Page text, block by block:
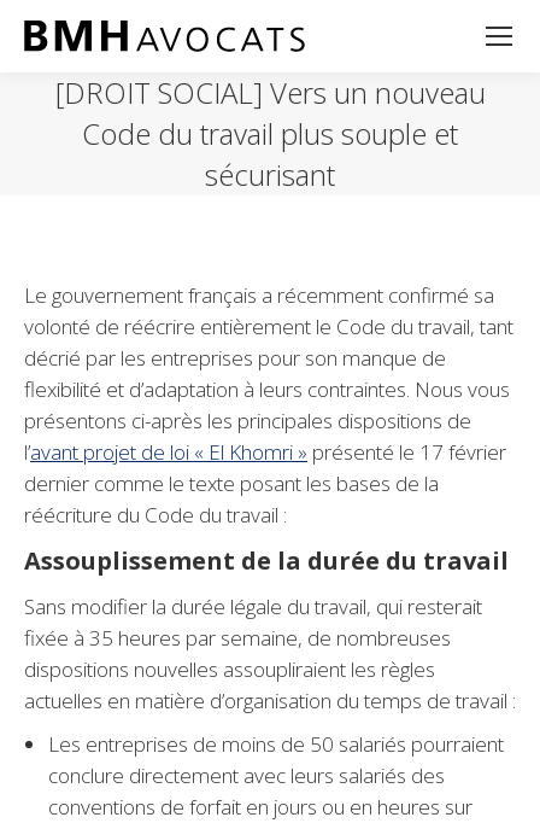
[DROIT SOCIAL] Vers un nouveau
Code du travail plus souple et
sécurisant
Le gouvernement français a récemment confirmé sa
volonté de réécrire entièrement le Code du travail, tant
décrié par les entreprises pour son manque de
flexibilité et d’adaptation à leurs contraintes. Nous vous
présentons ci-après les principales dispositions de
l’avant projet de loi « El Khomri » présenté le 17 février
dernier comme le texte posant les bases de la
réécriture du Code du travail :
Assouplissement de la durée du travail
Sans modifier la durée légale du travail, qui resterait
fixée à 35 heures par semaine, de nombreuses
dispositions nouvelles assoupliraient les règles
actuelles en matière d’organisation du temps de travail :
Les entreprises de moins de 50 salariés pourraient
conclure directement avec leurs salariés des
conventions de forfait en jours ou en heures sur